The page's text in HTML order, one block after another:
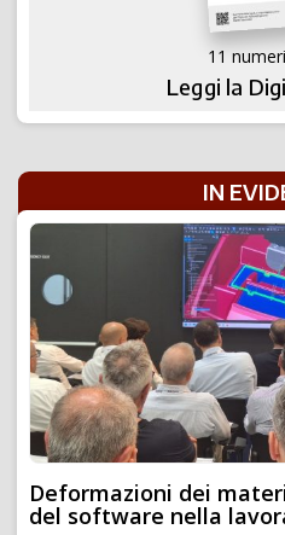
11
Leggi la
IN
Deformazioni dei
del software nella